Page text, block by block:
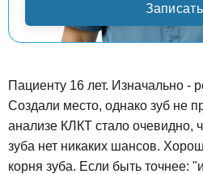
Пациенту 16 лет. Изначально -
Создали место, однако зуб не
анализе КЛКТ стало очевидно,
зуба нет никаких шансов.
корня зуба. Если быть точнее: